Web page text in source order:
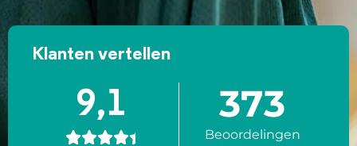
Klanten vertellen
9,1

373
Beoordelingen